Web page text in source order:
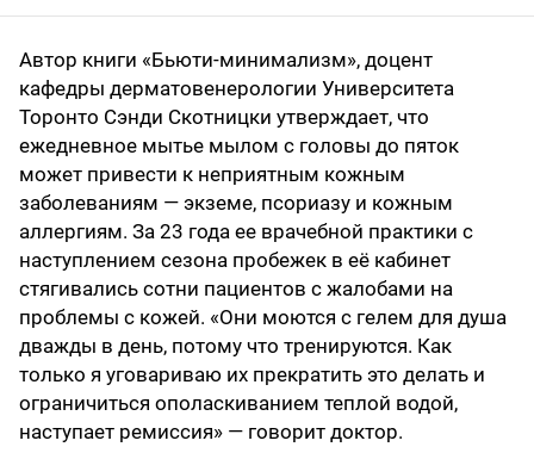
Автор книги «Бьюти-минимализм», доцент
кафедры дерматовенерологии Университета
Торонто Сэнди Скотницки утверждает, что
ежедневное мытье мылом с головы до пяток
может привести к неприятным кожным
заболеваниям — экземе, псориазу и кожным
аллергиям. За 23 года ее врачебной практики с
наступлением сезона пробежек в её кабинет
стягивались сотни пациентов с жалобами на
проблемы с кожей. «Они моются с гелем для душа
дважды в день, потому что тренируются. Как
только я уговариваю их прекратить это делать и
ограничиться ополаскиванием теплой водой,
наступает ремиссия» — говорит доктор.